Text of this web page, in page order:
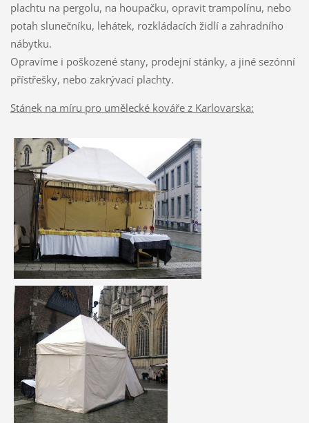
plachtu na pergolu, na houpačku, opravit trampolínu, nebo
potah slunečníku, lehátek, rozkládacích židlí a zahradního
nábytku.
Opravíme i poškozené stany, prodejní stánky, a jiné sezónní
přístřešky, nebo zakrývací plachty.
Stánek na míru pro umělecké kováře z Karlovarska: